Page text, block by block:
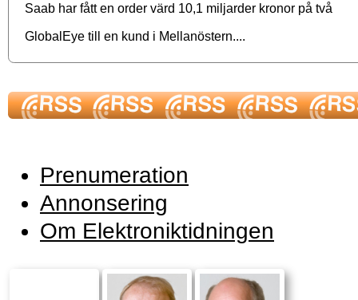
Saab har fått en order värd 10,1 miljarder kronor på två
GlobalEye till en kund i Mellanöstern....
Prenumeration
Annonsering
Om Elektroniktidningen